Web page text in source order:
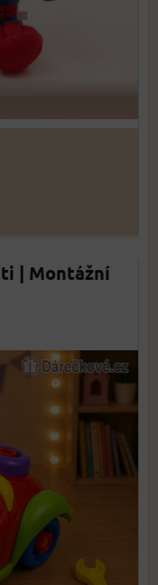
| Montážní